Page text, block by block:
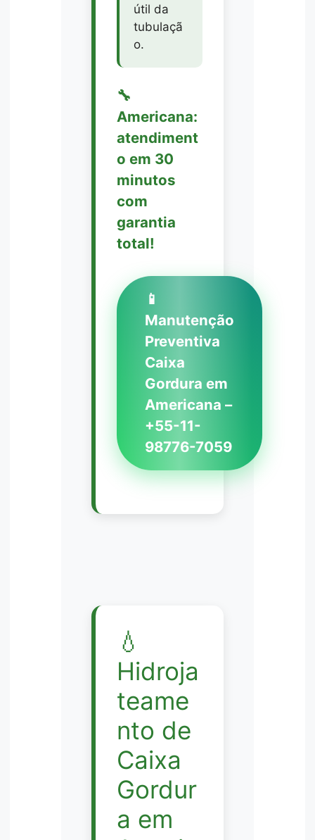
útil da
tubulaçã
o.
🔧
Americana:
atendiment
o em 30
minutos
com
garantia
total!
📱
Manutenção
Preventiva
Caixa
Gordura em
Americana –
+55-11-
98776-7059
💧
Hidroja
teame
nto de
Caixa
Gordur
a em